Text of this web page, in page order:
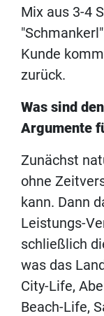
Mix aus 3-4
Kunde
zurück.
Was sind
Argumente
Zunächst
ohne
kann. Dann
Leistungs-
schließlich
was das
City-Life,
Beach-Life,